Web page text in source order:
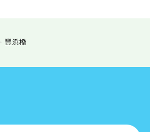
豐浜橋